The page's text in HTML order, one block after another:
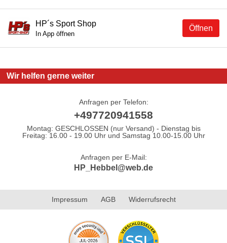
Öffnen
HP´s Sport Shop
In App öffnen
Wir helfen gerne weiter
Anfragen per Telefon:
+497720941558
Montag: GESCHLOSSEN (nur Versand) - Dienstag bis
Freitag: 16.00 - 19.00 Uhr und Samstag 10.00-15.00 Uhr
Anfragen per E-Mail:
HP_Hebbel@web.de
Impressum AGB Widerrufsrecht